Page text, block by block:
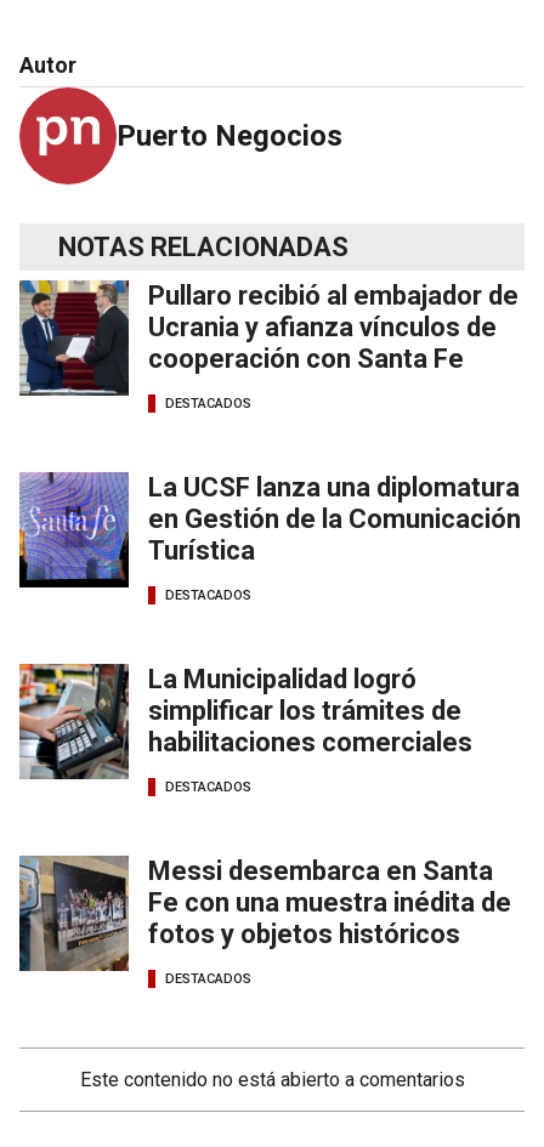
Autor
Puerto Negocios
NOTAS RELACIONADAS
Pullaro recibió al embajador de
Ucrania y afianza vínculos de
cooperación con Santa Fe
DESTACADOS
La UCSF lanza una diplomatura
en Gestión de la Comunicación
Turística
DESTACADOS
La Municipalidad logró
simplificar los trámites de
habilitaciones comerciales
DESTACADOS
Messi desembarca en Santa
Fe con una muestra inédita de
fotos y objetos históricos
DESTACADOS
Este contenido no está abierto a comentarios